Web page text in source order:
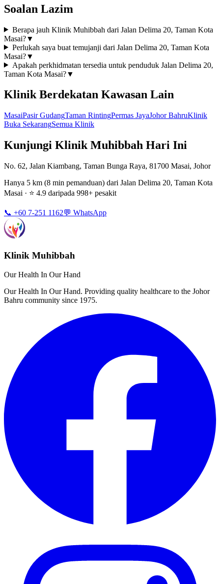
Soalan Lazim
Berapa jauh Klinik Muhibbah dari Jalan Delima 20, Taman Kota
Masai?▼
Perlukah saya buat temujanji dari Jalan Delima 20, Taman Kota
Masai?▼
Apakah perkhidmatan tersedia untuk penduduk Jalan Delima 20,
Taman Kota Masai?▼
Klinik Berdekatan Kawasan Lain
MasaiPasir GudangTaman RintingPermas JayaJohor BahruKlinik
Buka SekarangSemua Klinik
Kunjungi Klinik Muhibbah Hari Ini
No. 62, Jalan Kiambang, Taman Bunga Raya, 81700 Masai, Johor
Hanya 5 km (8 min pemanduan) dari Jalan Delima 20, Taman Kota
Masai · ⭐ 4.9 daripada 998+ pesakit
📞 +60 7-251 1162💬 WhatsApp
Klinik Muhibbah
Our Health In Our Hand
Our Health In Our Hand. Providing quality healthcare to the Johor
Bahru community since 1975.